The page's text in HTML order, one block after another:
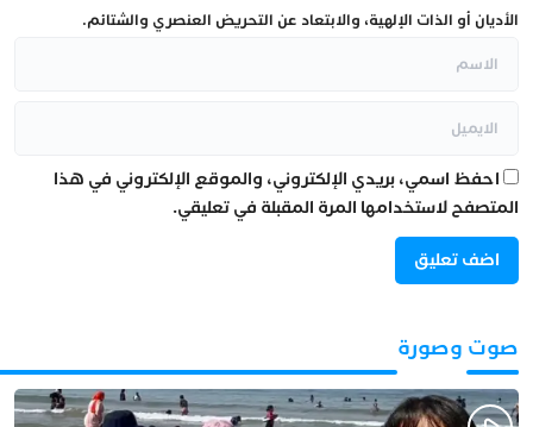
الأديان أو الذات الإلهية، والابتعاد عن التحريض العنصري والشتائم.
احفظ اسمي، بريدي الإلكتروني، والموقع الإلكتروني في هذا
المتصفح لاستخدامها المرة المقبلة في تعليقي.
صوت وصورة